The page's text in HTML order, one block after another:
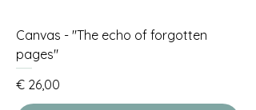
Canvas - "The echo of forgotten
pages"
Prijs
€ 26,00